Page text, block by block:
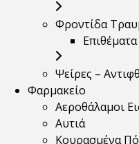
Φροντίδα
Ψείρες –
Φαρμακείο
Αεροθάλαμοι
Αυτιά
Κουρασμένα